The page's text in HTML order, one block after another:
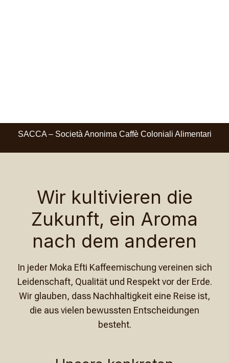
SACCA – Società Anonima Caffè Coloniali Alimentari
Wir kultivieren die
Zukunft, ein Aroma
nach dem anderen
In jeder Moka Efti Kaffeemischung vereinen sich
Leidenschaft, Qualität und Respekt vor der Erde.
Wir glauben, dass Nachhaltigkeit eine Reise ist,
die aus vielen bewussten Entscheidungen
besteht.